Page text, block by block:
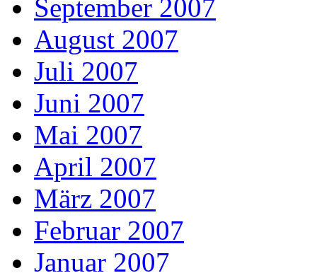
September 2007
August 2007
Juli 2007
Juni 2007
Mai 2007
April 2007
März 2007
Februar 2007
Januar 2007